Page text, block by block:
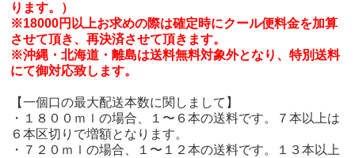
ります。）
※18000円以上お求めの際は確定時にクール便料金を加算
させて頂き、再決済させて頂きます。
※沖縄・北海道・離島は送料無料対象外となり、特別送料
にて御対応致します。
【一個口の最大配送本数に関しまして】
・１８００ｍｌの場合、１〜６本の送料です。７本以上は
６本区切りで増額となります。
・７２０ｍｌの場合、１〜１２本の送料です。１３本以上